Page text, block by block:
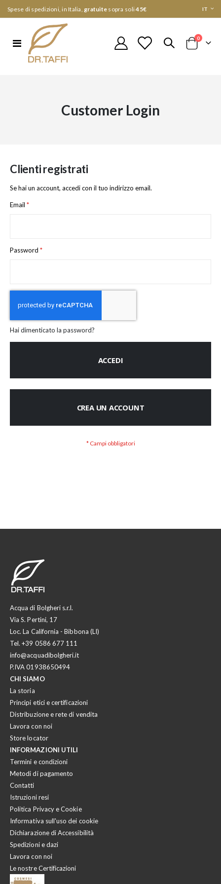
Spese di spedizioni, in Italia, gratuite sopra soli45€ Lingua
IT
Toggle
Nav
Cart
0elementi
Customer Login
Clienti registrati
Se hai un account, accedi con il tuo indirizzo email.
Email
Password
Hai dimenticato la password?
ACCEDI
CREA UN ACCOUNT
Acqua di Bolgheri s.r.l.
Via S. Pertini, 17
Loc. La California - Bibbona (LI)
Tel.+39 0586 677 111
info@acquadibolgheri.it
P.IVA 01938650494
CHI SIAMO
La storia
Principi etici e certificazioni
Distribuzione e rete di vendita
Lavora con noi
Store locator
INFORMAZIONI UTILI
Termini e condizioni
Metodi di pagamento
Contatti
Istruzioni resi
Politica Privacy e Cookie
Informativa sull'uso dei cookie
Dichiarazione di Accessibilità
Spedizioni e dazi
Lavora con noi
Le nostre Certificazioni